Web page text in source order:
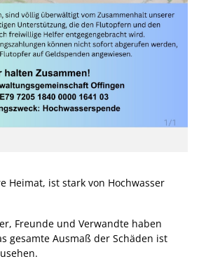
Heimat, ist stark von Hochwasser
Freunde und Verwandte haben
gesamte Ausmaß der Schäden ist